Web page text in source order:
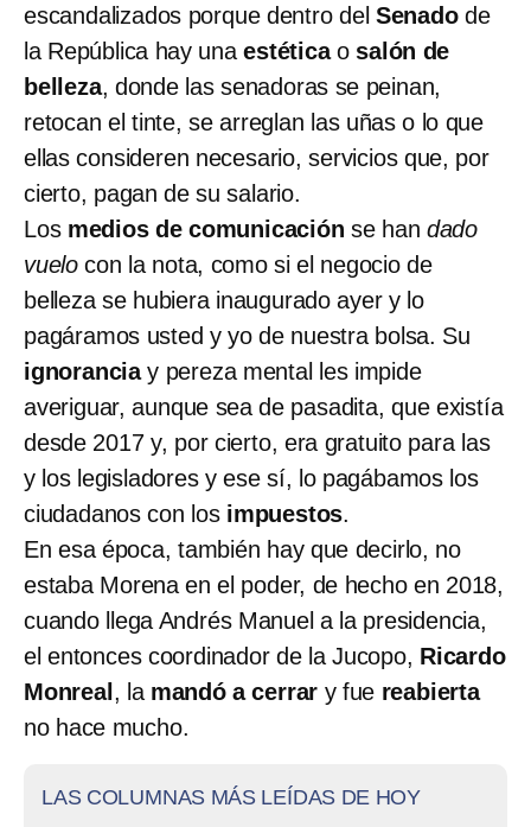
escandalizados porque dentro del Senadode
la República hay unaestéticao salón de
belleza, donde las senadoras se peinan,
retocan el tinte, se arreglan las uñas o lo que
ellas consideren necesario, servicios que, por
cierto, pagan de su salario.
Los medios de comunicación se han dado
vuelo con la nota, como si el negocio de
belleza se hubiera inaugurado ayer y lo
pagáramos usted y yo de nuestra bolsa. Su
ignoranciay pereza mental les impide
averiguar, aunque sea de pasadita, que existía
desde 2017 y, por cierto, era gratuito para las
y los legisladores y ese sí, lo pagábamos los
ciudadanos con los impuestos.
En esa época, también hay que decirlo, no
estaba Morena en el poder, de hecho en 2018,
cuando llega Andrés Manuel a la presidencia,
el entonces coordinador de la Jucopo, Ricardo
Monreal , la mandó a cerrar y fue reabierta
no hace mucho.
LAS COLUMNAS MÁS LEÍDAS DE HOY